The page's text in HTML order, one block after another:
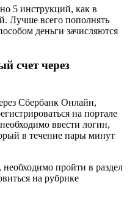
5 инструкций, как в
Лучше всего пополнять
деньги зачисляются
счет через
Сбербанк Онлайн,
на портале
ввести логин,
в течение пары минут
пройти в раздел
на рубрике